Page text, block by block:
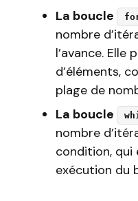
La boucle
nombre
l’avance. Elle
d’éléments,
plage de
La boucle
nombre
condition, qui
exécution du